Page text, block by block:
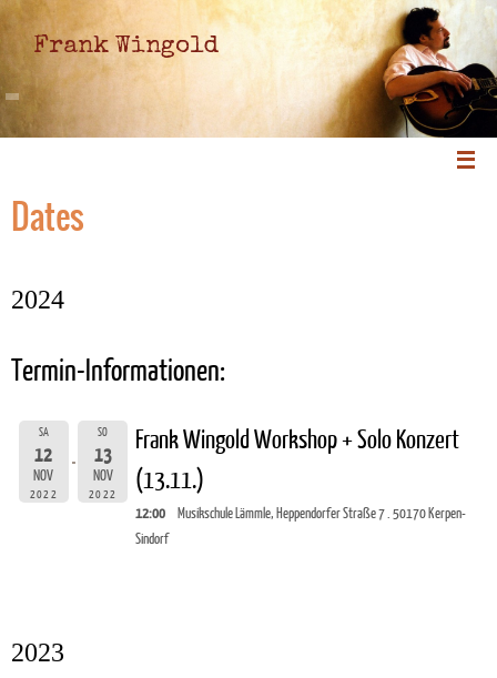
Frank Wingold
Dates
2024
Termin-Informationen:
SA
12
NOV
2022
SO
13
NOV
2022
Frank Wingold Workshop + Solo Konzert
(13.11.)
12:00
Musikschule Lämmle, Heppendorfer Straße 7 . 50170 Kerpen-
Sindorf
2023